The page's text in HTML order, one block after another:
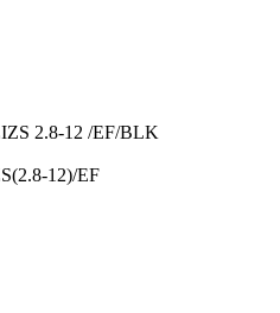
2.8-12 /EF/BLK
12)/EF